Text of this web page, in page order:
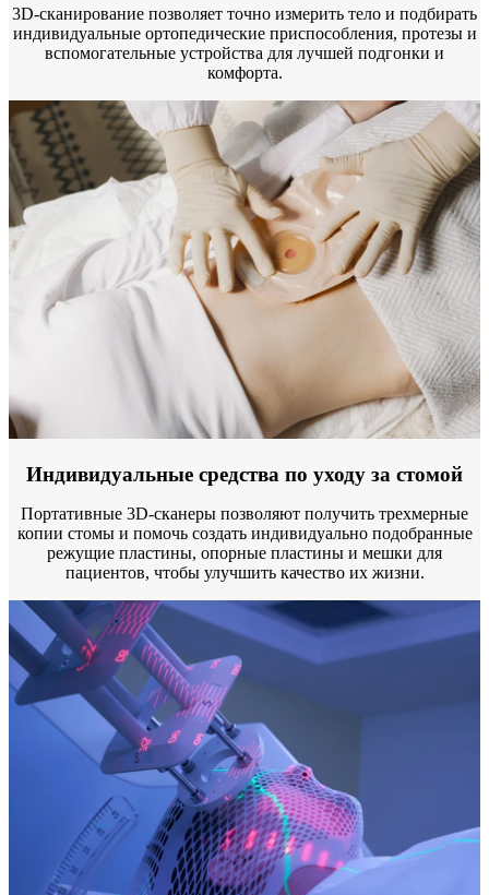
3D-сканирование позволяет точно измерить тело и подбирать
индивидуальные ортопедические приспособления, протезы и
вспомогательные устройства для лучшей подгонки и
комфорта.
Индивидуальные средства по уходу за стомой
Портативные 3D-сканеры позволяют получить трехмерные
копии стомы и помочь создать индивидуально подобранные
режущие пластины, опорные пластины и мешки для
пациентов, чтобы улучшить качество их жизни.